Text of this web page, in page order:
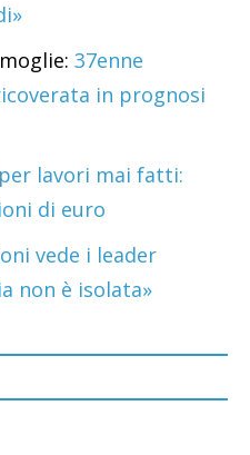
37enne
in prognosi
lavori mai fatti:
di euro
vede i leader
non è isolata»